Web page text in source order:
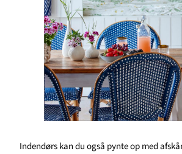
Indendørs kan du også pynte op med